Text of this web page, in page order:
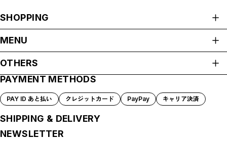
SHOPPING
Unisex
Tops
Bottoms
One piece
T-shirt
Sweat
MENU
SHOP GUIDE
PAYMENT METHODS
BLOG
MEMBERSHIP
MYPAGE
OTHERS
プライバシーポリシー
特定商取引法に基づく表記
会員規約
PAYMENT METHODS
PAY ID あと払い クレジットカード PayPay キャリア決済
SHIPPING & DELIVERY
NEWSLETTER